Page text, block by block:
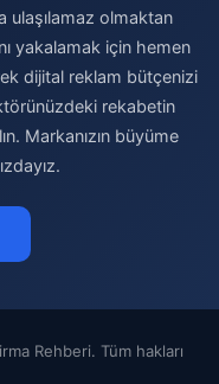
ulaşılamaz olmaktan
yakalamak için hemen
dijital reklam bütçenizi
rekabetin
Markanızın büyüme
Rehberi. Tüm hakları